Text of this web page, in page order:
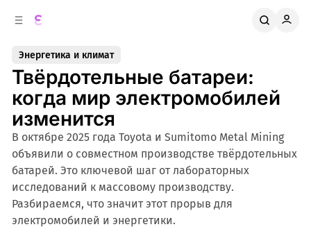
Энергетика и климат
Твёрдотельные батареи:
когда мир электромобилей
изменится
В октябре 2025 года Toyota и Sumitomo Metal Mining
объявили о совместном производстве твёрдотельных
батарей. Это ключевой шаг от лабораторных
исследований к массовому производству.
Разбираемся, что значит этот прорыв для
электромобилей и энергетики.